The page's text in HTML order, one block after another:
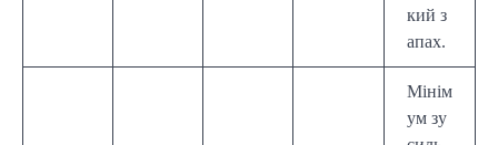
кий з
апах.
Мінім
ум зу